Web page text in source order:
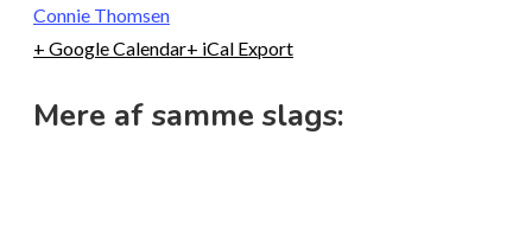
Connie Thomsen
+ Google Calendar+ iCal Export
Mere af samme slags: